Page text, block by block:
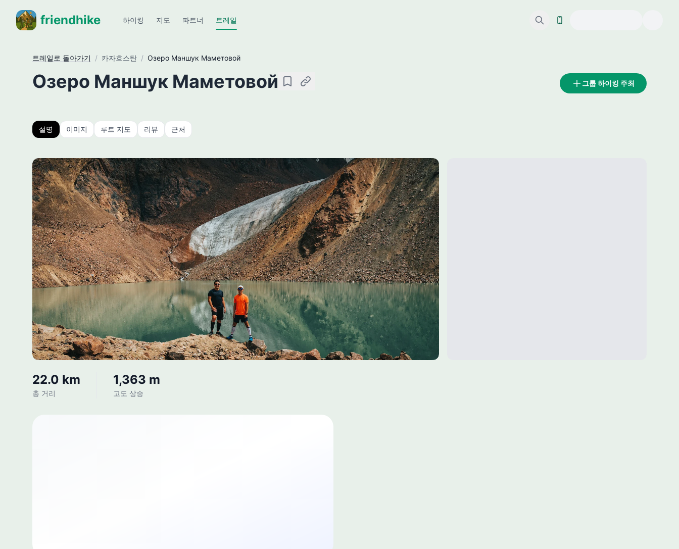
friendhike 하이킹 지도 파트너 트레일
트레일로 돌아가기 / 카자흐스탄 / Озеро Маншук Маметовой
Озеро Маншук Маметовой 저장 링크 복사 그룹 하이킹 주최
설명 이미지 루트 지도 리뷰 근처
22.0 km
총 거리
1,363 m
고도 상승